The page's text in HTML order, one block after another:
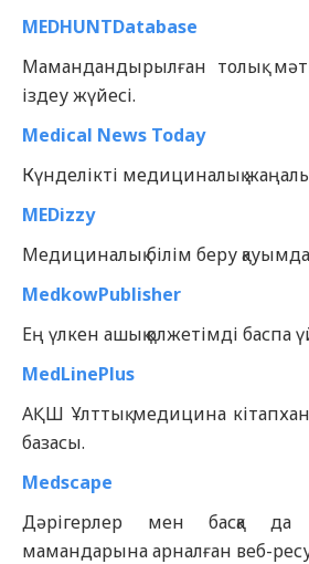
MEDHUNTDatabase
Мамандандырылған толық
іздеу жүйесі.
Medical News Today
Күнделікті медициналық
MEDizzy
Медициналық білім беру
MedkowPublisher
Ең үлкен ашық қолжетімді баспа
MedLinePlus
АҚШ Ұлттық медицина
базасы.
Medscape
Дәрігерлер мен басқа да
мамандарына арналған веб-